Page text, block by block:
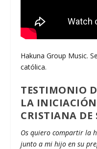
Hakuna Group Music.
católica.
TESTIMONIO
LA
CRISTIANA DE
Os quiero compartir la
junto a mi hijo en su